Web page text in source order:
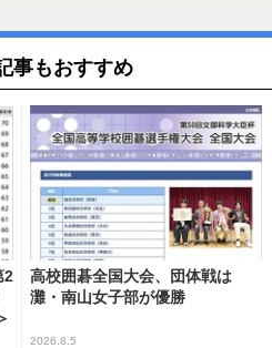
事もおすすめ
2
高校囲碁全国大会、団体戦は
灘・南山女子部が優勝
2026.8.5